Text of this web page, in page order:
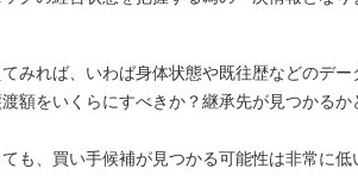
みれば、いわば身体状態や既往歴などのデー
額をいくらにすべきか？継承先が見つかる
も、買い手候補が見つかる可能性は非常に低